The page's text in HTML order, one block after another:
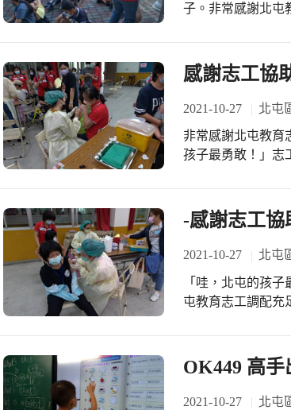
子。非常感謝北屯
感謝志工協
2021-10-27 北屯
非常感謝北屯教育
孩子最勇敢！」志
-感謝志工協
2021-10-27 北屯
「哇，北屯的孩
屯教育志工調配充
OK449 高手
2021-10-27 北屯